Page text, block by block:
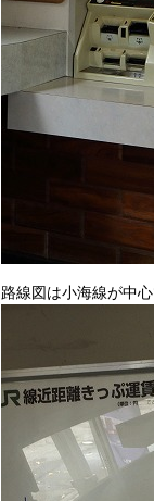
路線図は小海線が中